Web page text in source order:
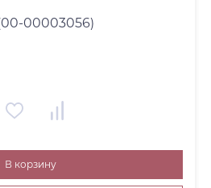
00003056)
В корзину